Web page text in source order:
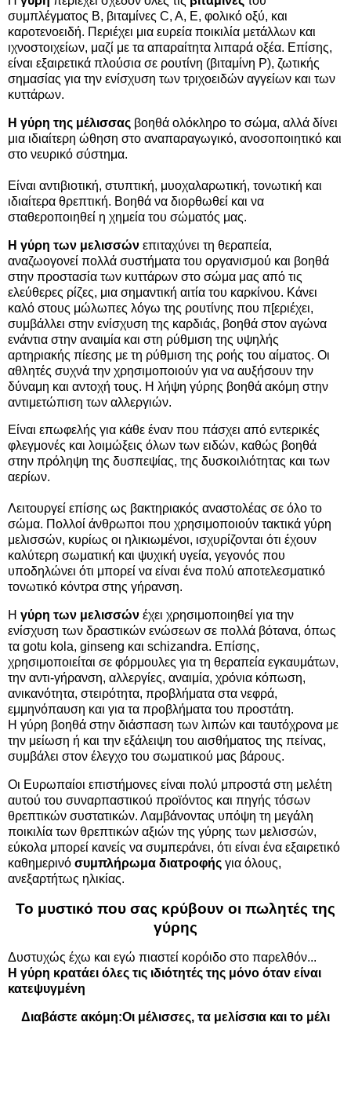
συμπλέγματος B, βιταμίνες C, A, E, φολικό οξύ, και
καροτενοειδή. Περιέχει μια ευρεία ποικιλία μετάλλων και
ιχνοστοιχείων, μαζί με τα απαραίτητα λιπαρά οξέα. Επίσης,
είναι εξαιρετικά πλούσια σε ρουτίνη (βιταμίνη P), ζωτικής
σημασίας για την ενίσχυση των τριχοειδών αγγείων και των
κυττάρων.
Η γύρη της μέλισσας βοηθά ολόκληρο το σώμα, αλλά δίνει
μια ιδιαίτερη ώθηση στο αναπαραγωγικό, ανοσοποιητικό και
στο νευρικό σύστημα.
Είναι αντιβιοτική, στυπτική, μυοχαλαρωτική, τονωτική και
ιδιαίτερα θρεπτική. Βοηθά να διορθωθεί και να
σταθεροποιηθεί η χημεία του σώματός μας.
Η γύρη των μελισσών επιταχύνει τη θεραπεία,
αναζωογονεί πολλά συστήματα του οργανισμού και βοηθά
στην προστασία των κυττάρων στο σώμα μας από τις
ελεύθερες ρίζες, μια σημαντική αιτία του καρκίνου. Κάνει
καλό στους μώλωπες λόγω της ρουτίνης που π[εριέχει,
συμβάλλει στην ενίσχυση της καρδιάς, βοηθά στον αγώνα
ενάντια στην αναιμία και στη ρύθμιση της υψηλής
αρτηριακής πίεσης με τη ρύθμιση της ροής του αίματος. Οι
αθλητές συχνά την χρησιμοποιούν για να αυξήσουν την
δύναμη και αντοχή τους. Η λήψη γύρης βοηθά ακόμη στην
αντιμετώπιση των αλλεργιών.
Είναι επωφελής για κάθε έναν που πάσχει από εντερικές
φλεγμονές και λοιμώξεις όλων των ειδών, καθώς βοηθά
στην πρόληψη της δυσπεψίας, της δυσκοιλιότητας και των
αερίων.
Λειτουργεί επίσης ως βακτηριακός αναστολέας σε όλο το
σώμα. Πολλοί άνθρωποι που χρησιμοποιούν τακτικά γύρη
μελισσών, κυρίως οι ηλικιωμένοι, ισχυρίζονται ότι έχουν
καλύτερη σωματική και ψυχική υγεία, γεγονός που
υποδηλώνει ότι μπορεί να είναι ένα πολύ αποτελεσματικό
τονωτικό κόντρα στης γήρανση.
Η γύρη των μελισσών έχει χρησιμοποιηθεί για την
ενίσχυση των δραστικών ενώσεων σε πολλά βότανα, όπως
τα gotu kola, ginseng και schizandra. Επίσης,
χρησιμοποιείται σε φόρμουλες για τη θεραπεία εγκαυμάτων,
την αντι-γήρανση, αλλεργίες, αναιμία, χρόνια κόπωση,
ανικανότητα, στειρότητα, προβλήματα στα νεφρά,
εμμηνόπαυση και για τα προβλήματα του προστάτη.
Η γύρη βοηθά στην διάσπαση των λιπών και ταυτόχρονα με
την μείωση ή και την εξάλειψη του αισθήματος της πείνας,
συμβάλει στον έλεγχο του σωματικού μας βάρους.
Οι Ευρωπαίοι επιστήμονες είναι πολύ μπροστά στη μελέτη
αυτού του συναρπαστικού προϊόντος και πηγής τόσων
θρεπτικών συστατικών. Λαμβάνοντας υπόψη τη μεγάλη
ποικιλία των θρεπτικών αξιών της γύρης των μελισσών,
εύκολα μπορεί κανείς να συμπεράνει, ότι είναι ένα εξαιρετικό
καθημερινό συμπλήρωμα διατροφής για όλους,
ανεξαρτήτως ηλικίας.
Το μυστικό που σας κρύβουν οι πωλητές της
γύρης
Δυστυχώς έχω και εγώ πιαστεί κορόιδο στο παρελθόν...
Η γύρη κρατάει όλες τις ιδιότητές της μόνο όταν είναι
κατεψυγμένη
Διαβάστε ακόμη:Οι μέλισσες, τα μελίσσια και το μέλι